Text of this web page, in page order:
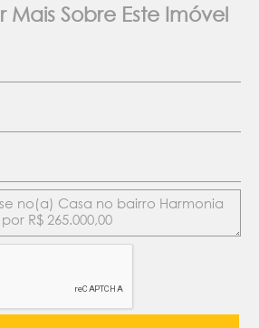
Mais Sobre Este Imóvel